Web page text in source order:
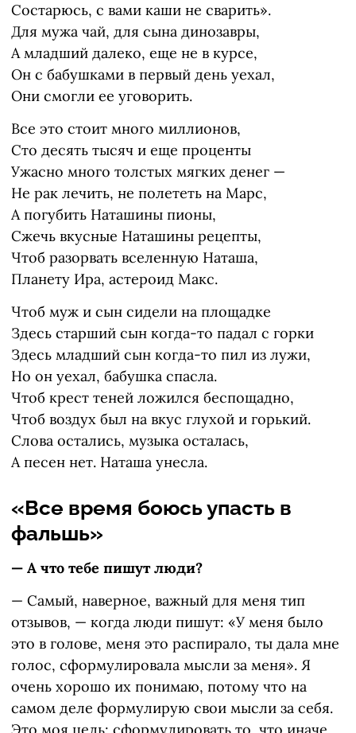
Состарюсь, с вами каши не сварить».
Для мужа чай, для сына динозавры,
А младший далеко, еще не в курсе,
Он с бабушками в первый день уехал,
Они смогли ее уговорить.
Все это стоит много миллионов,
Сто десять тысяч и еще проценты
Ужасно много толстых мягких денег —
Не рак лечить, не полететь на Марс,
А погубить Наташины пионы,
Сжечь вкусные Наташины рецепты,
Чтоб разорвать вселенную Наташа,
Планету Ира, астероид Макс.
Чтоб муж и сын сидели на площадке
Здесь старший сын когда-то падал с горки
Здесь младший сын когда-то пил из лужи,
Но он уехал, бабушка спасла.
Чтоб крест теней ложился беспощадно,
Чтоб воздух был на вкус глухой и горький.
Слова остались, музыка осталась,
А песен нет. Наташа унесла.
«Все время боюсь упасть в
фальшь»
— А что тебе пишут люди?
— Самый, наверное, важный для меня тип
отзывов, — когда люди пишут: «У меня было
это в голове, меня это распирало, ты дала мне
голос, сформулировала мысли за меня». Я
очень хорошо их понимаю, потому что на
самом деле формулирую свои мысли за себя.